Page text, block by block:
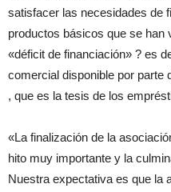
satisfacer las necesidades de
productos básicos que se han
«déficit de financiación» ? es
comercial disponible por parte
, que es la tesis de los
«La finalización de la
hito muy importante y la
Nuestra expectativa es que la